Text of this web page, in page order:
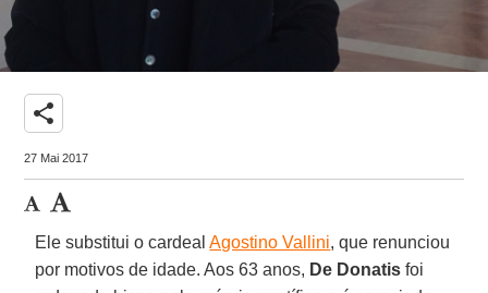
share
27 Mai 2017
Ele substitui o cardealAgostino Vallini, que renunciou
por motivos de idade. Aos 63 anos, De Donatis foi